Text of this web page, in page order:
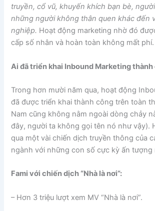
truyền, cổ vũ, khuyến khích bạn bè,
những người không thân quen khác đến
nghiệp. Hoạt động marketing nhờ đó
cấp số nhân và hoàn toàn không mất phí.
Ai đã triển khai Inbound Marketing thành
Trong hơn mười năm qua, hoạt động
đã được triển khai thành công trên toàn
Nam cũng không nằm ngoài dòng chảy
đây, người ta không gọi tên nó như vậy).
qua một vài chiến dịch truyền thông của
ngành với những con số cực kỳ ấn tượng
Fami với chiến dịch “Nhà là nơi”:
– Hơn 3 triệu lượt xem MV “Nhà là nơi”.